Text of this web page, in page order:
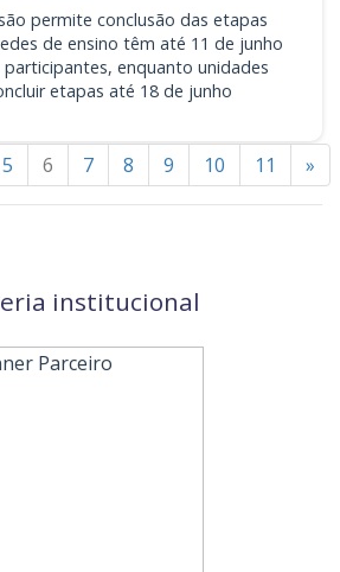
permite conclusão das etapas
de ensino têm até 11 de junho
participantes, enquanto unidades
etapas até 18 de junho
5 6 7 8 9 10 11 »
institucional